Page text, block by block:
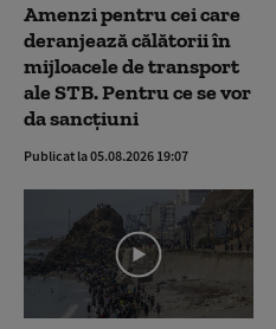
Amenzi pentru cei care
deranjează călătorii în
mijloacele de transport
ale STB. Pentru ce se vor
da sancțiuni
Publicat la 05.08.2026 19:07